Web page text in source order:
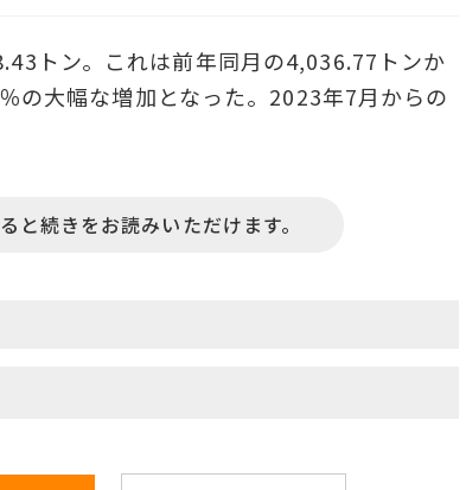
トン。これは前年同月の4,036.77トンか
の大幅な増加となった。2023年7月からの
と続きをお読みいただけます。